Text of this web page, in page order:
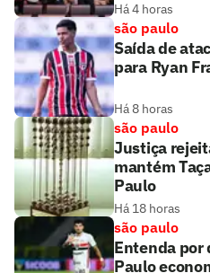
Há 4 horas
são paulo
Saída de
para Ryan
Há 8 horas
são paulo
Justiça
mantém
Paulo
Há 18 horas
são paulo
Entenda por
Paulo